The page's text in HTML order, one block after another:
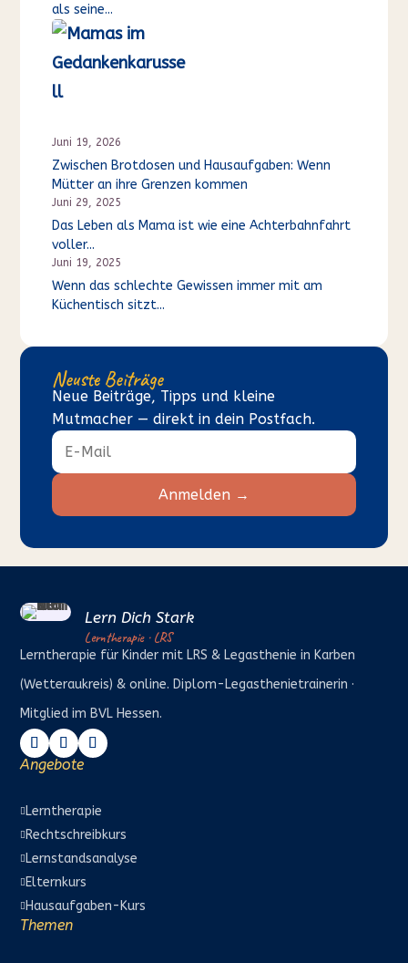
als seine...
Juni 19, 2026
Zwischen Brotdosen und Hausaufgaben: Wenn
Mütter an ihre Grenzen kommen
Juni 29, 2025
Das Leben als Mama ist wie eine Achterbahnfahrt
voller...
Juni 19, 2025
Wenn das schlechte Gewissen immer mit am
Küchentisch sitzt...
Neuste Beiträge
Neue Beiträge, Tipps und kleine
Mutmacher — direkt in dein Postfach.
Anmelden →
Lern Dich Stark
Lerntherapie · LRS
Lerntherapie für Kinder mit LRS & Legasthenie in Karben
(Wetteraukreis) & online. Diplom-Legasthenietrainerin ·
Mitglied im BVL Hessen.
Angebote
 Lerntherapie
 Rechtschreibkurs
 Lernstandsanalyse
 Elternkurs
 Hausaufgaben-Kurs
Themen